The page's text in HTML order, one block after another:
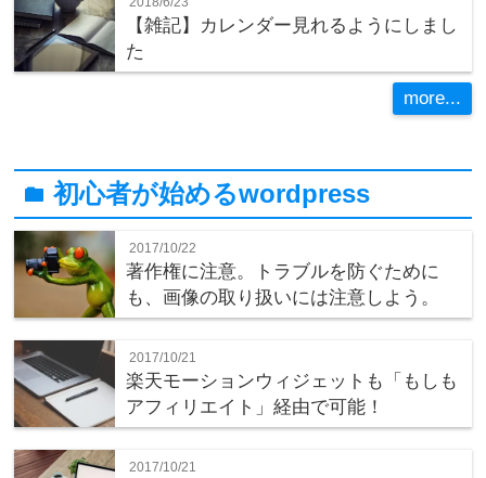
【雑記】カレンダー見れるようにしまし
た
more...
folder初心者が始めるwordpress
2017/10/22
著作権に注意。トラブルを防ぐために
も、画像の取り扱いには注意しよう。
2017/10/21
楽天モーションウィジェットも「もしも
アフィリエイト」経由で可能！
2017/10/21